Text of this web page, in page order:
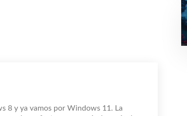
8 y ya vamos por Windows 11. La